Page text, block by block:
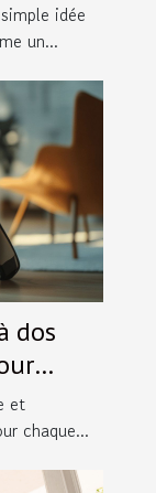
idée
un...
dos
et
chaque...